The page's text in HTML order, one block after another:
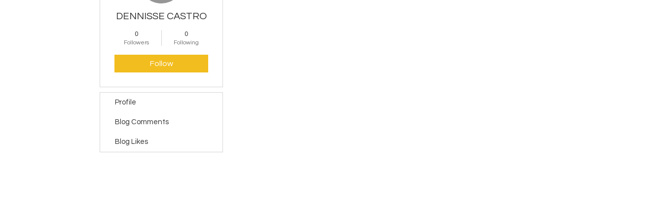
DENNISSE CASTRO
0
Followers
0
Following
Follow
Profile
Blog Comments
Blog Likes